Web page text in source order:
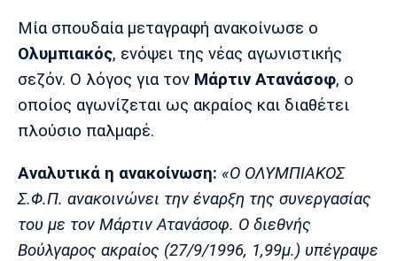
Πολιτισμός
Τραγούδια
Cine Spot
Running
Media
Παρασκήνιο
Πρόγραμμα TV
Ιωνικός Κηφισιά Πανσερραϊκός
Μπαρτσελόνα
Ρεάλ
Μαδρίτης
Ατλέτικο
Μαδρίτης
Μία σπουδαία μεταγραφή ανακοίνωσε ο
Ολυμπιακός, ενόψει της νέας αγωνιστικής
σεζόν. Ο λόγος για τον Μάρτιν Ατανάσοφ, ο
οποίος αγωνίζεται ως ακραίος και διαθέτει
πλούσιο παλμαρέ.
Αναλυτικά η ανακοίνωση: «Ο ΟΛΥΜΠΙΑΚΟΣ
Σ.Φ.Π. ανακοινώνει την έναρξη της συνεργασίας
του με τον Μάρτιν Ατανάσοφ. Ο διεθνής
Βούλγαρος ακραίος (27/9/1996, 1,99μ.) υπέγραψε